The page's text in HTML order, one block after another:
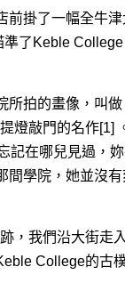
掛了一幅全牛
了Keble College
拍的畫像，叫做
燈敲門的名作[1]
記在哪兒見過，
學院，她並沒
，我們沿大街走
College的古